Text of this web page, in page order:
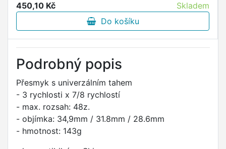
450,10 Kč
Skladem
Do košíku
Podrobný popis
Přesmyk s univerzálním tahem
- 3 rychlosti x 7/8 rychlostí
- max. rozsah: 48z.
- objímka: 34,9mm / 31.8mm / 28.6mm
- hmotnost: 143g